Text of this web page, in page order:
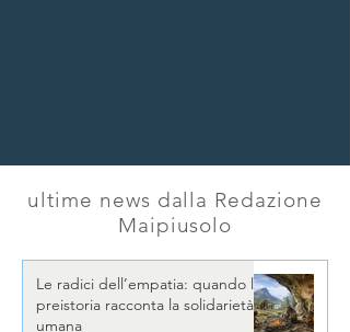
ultime news dalla Redazione
Maipiusolo
Le radici dell’empatia: quando la
preistoria racconta la solidarietà
umana